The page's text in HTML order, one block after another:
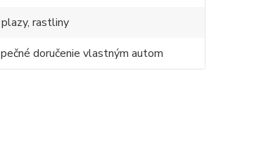
rastliny
doručenie vlastným autom